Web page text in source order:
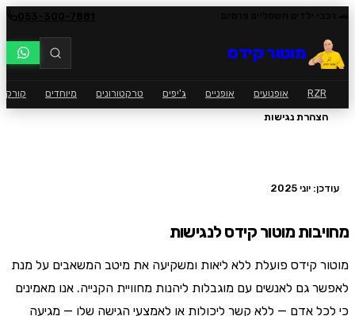
מוטור קידס
RZR אופנועים אופניים ג'יפים טרקטורונים מיוחדים
הצהרת נגישות
עודכן: יוני 2025
מחויבות מוטור קידס לנגישות
מוטור קידס פועלת ללא ליאות ומשקיעה את מיטב המשאבים על מנת
לאפשר גם לאנשים עם מוגבלות ליהנות מחוויית הקנייה. אנו מאמינים
כי לכל אדם — ללא קשר ליכולות או לאמצעי הגישה שלו — מגיעה